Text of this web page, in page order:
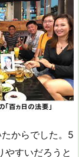
からでした。5
やすいだろうと